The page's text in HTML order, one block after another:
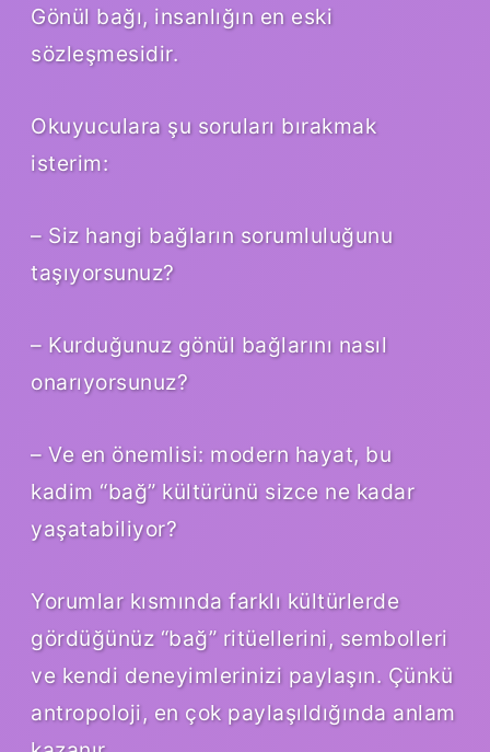
Gönül bağı, insanlığın en eski
sözleşmesidir.
Okuyuculara şu soruları bırakmak
isterim:
– Siz hangi bağların sorumluluğunu
taşıyorsunuz?
– Kurduğunuz gönül bağlarını nasıl
onarıyorsunuz?
– Ve en önemlisi: modern hayat, bu
kadim “bağ” kültürünü sizce ne kadar
yaşatabiliyor?
Yorumlar kısmında farklı kültürlerde
gördüğünüz “bağ” ritüellerini, sembolleri
ve kendi deneyimlerinizi paylaşın. Çünkü
antropoloji, en çok paylaşıldığında anlam